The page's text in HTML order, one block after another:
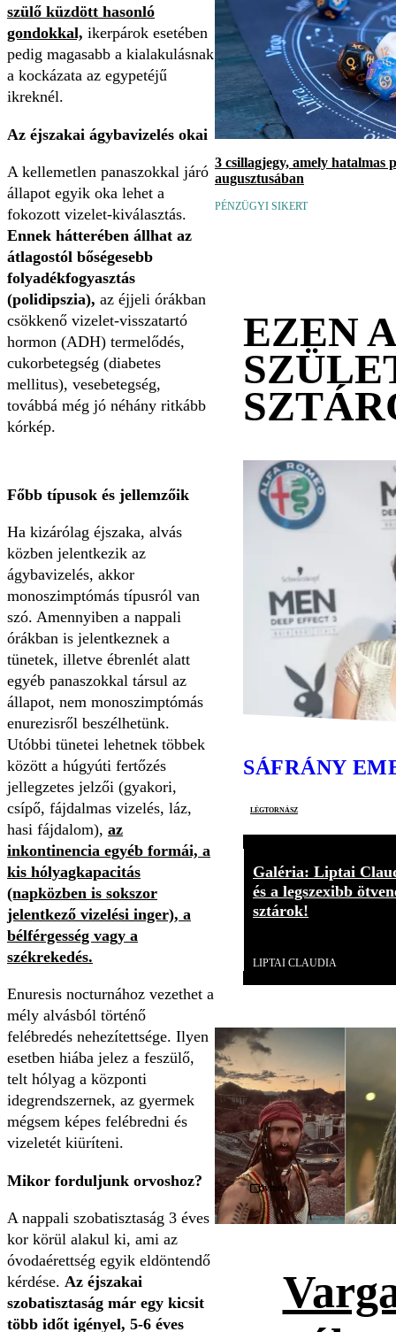
szülő küzdött hasonló
gondokkal, ikerpárok esetében
pedig magasabb a kialakulásnak
a kockázata az egypetéjű
ikreknél.
Az éjszakai ágybavizelés okai
A kellemetlen panaszokkal járó
állapot egyik oka lehet a
fokozott vizelet-kiválasztás.
Ennek hátterében állhat az
átlagostól bőségesebb
folyadékfogyasztás
(polidipszia), az éjjeli órákban
csökkenő vizelet-visszatartó
hormon (ADH) termelődés,
cukorbetegség (diabetes
mellitus), vesebetegség,
továbbá még jó néhány ritkább
kórkép.
Főbb típusok és jellemzőik
Ha kizárólag éjszaka, alvás
közben jelentkezik az
ágybavizelés, akkor
monoszimptómás típusról van
szó. Amennyiben a nappali
órákban is jelentkeznek a
tünetek, illetve ébrenlét alatt
egyéb panaszokkal társul az
állapot, nem monoszimptómás
enurezisről beszélhetünk.
Utóbbi tünetei lehetnek többek
között a húgyúti fertőzés
jellegzetes jelzői (gyakori,
csípő, fájdalmas vizelés, láz,
hasi fájdalom), az
inkontinencia egyéb formái, a
kis hólyagkapacitás
(napközben is sokszor
jelentkező vizelési inger), a
bélférgesség vagy a
székrekedés.
Enuresis nocturnához vezethet a
mély alvásból történő
felébredés nehezítettsége. Ilyen
esetben hiába jelez a feszülő,
telt hólyag a központi
idegrendszernek, az gyermek
mégsem képes felébredni és
vizeletét kiüríteni.
Mikor forduljunk orvoshoz?
A nappali szobatisztaság 3 éves
kor körül alakul ki, ami az
óvodaérettség egyik eldöntendő
kérdése. Az éjszakai
szobatisztaság már egy kicsit
több időt igényel, 5-6 éves
3 csillagjegy, amely hatalmas
augusztusában
PÉNZÜGYI SIKERT
EZEN
SÁFRÁNY
légtornász
Galéria: Liptai
és a legszexibb
sztárok!
LIPTAI CLAUDIA
Videó